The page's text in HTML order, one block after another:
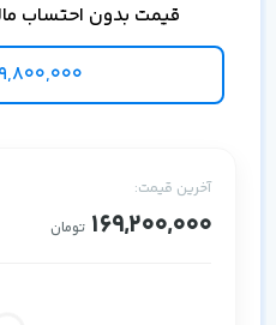
قیمت بدون احتساب
آخرین قیمت:
169,200,000 تومان